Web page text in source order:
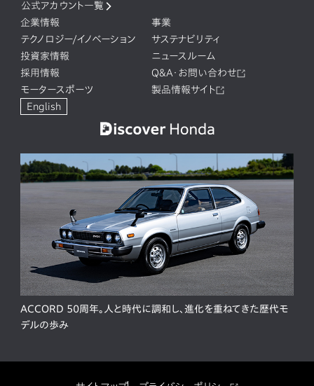
公式アカウント一覧
企業情報
事業
テクノロジー/イノベーション
サステナビリティ
投資家情報
ニュースルーム
採用情報
Q&A・お問い合わせ
モータースポーツ
製品情報サイト
English
ACCORD 50周年。人と時代に調和し、進化を重ねてきた歴代モ
デルの歩み